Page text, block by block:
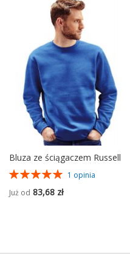
Bluza ze ściągaczem Russell
Ocena:
1 opinia
Już od 83,68 zł